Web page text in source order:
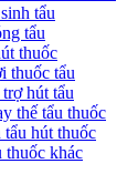
tẩu
tẩu
thuốc
thuốc tẩu
hút tẩu
thế tẩu thuốc
hút thuốc
thuốc khác